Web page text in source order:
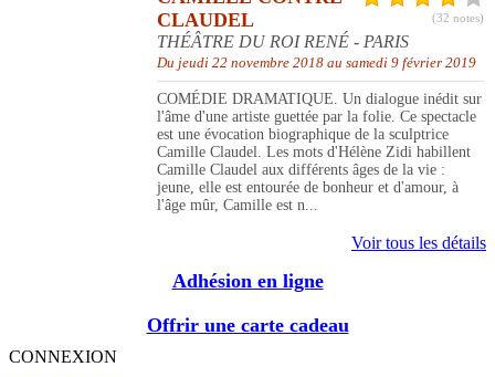
(32 notes)
CLAUDEL
THÉÂTRE DU ROI RENÉ - PARIS
Du jeudi 22 novembre 2018 au samedi 9 février 2019
COMÉDIE DRAMATIQUE. Un dialogue inédit sur
l'âme d'une artiste guettée par la folie. Ce spectacle
est une évocation biographique de la sculptrice
Camille Claudel. Les mots d'Hélène Zidi habillent
Camille Claudel aux différents âges de la vie :
jeune, elle est entourée de bonheur et d'amour, à
l'âge mûr, Camille est n...
Voir tous les détails
Adhésion en ligne
Offrir une carte cadeau
CONNEXION